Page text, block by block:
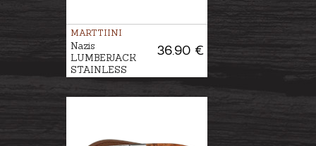
MARTTIINI
36.90 €
Nazis
LUMBERJACK
STAINLESS